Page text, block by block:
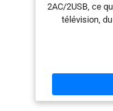
2AC/2USB, ce
télévision,
d'alimentation
Chats: Ce
deux chats en
indépendant
qui non